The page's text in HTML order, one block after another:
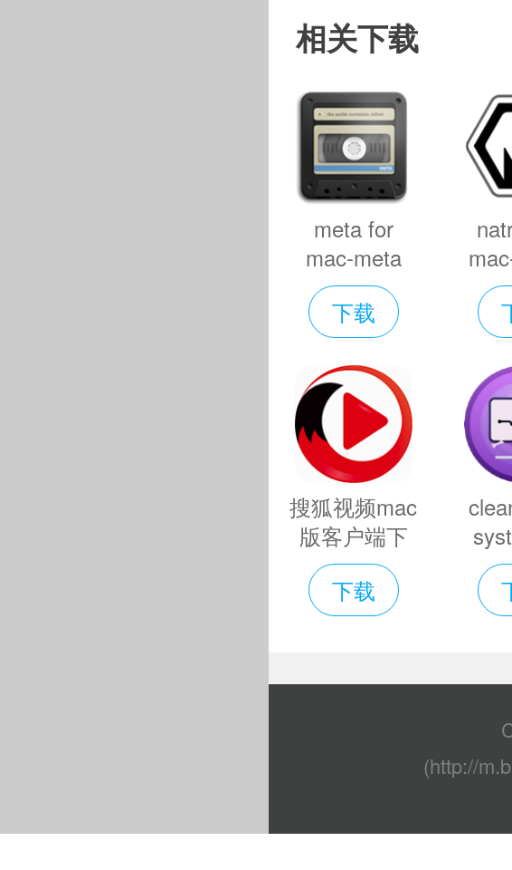
一个多感官的反馈机制
- 多声道调制和音高
键盘与可配置的音
手指，就可以从按键
- Timbre Editor: 超
在多维空间的演变。
- ENV/LFO页面。
态，用于放大器、滤
个独立的LFO给你的
相位偏移，延迟启动
v4.0.19.99192
相关下载
meta for
mac-meta
mac版下载
v2.1.4
下载
搜狐视频mac
版客户端下
载-搜狐视频
mac版下载
v6.8
下载
my
(http://